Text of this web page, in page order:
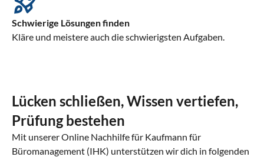
Schwierige Lösungen finden
Kläre und meistere auch die schwierigsten Aufgaben.
Lücken schließen, Wissen vertiefen,
Prüfung bestehen
Mit unserer Online Nachhilfe für Kaufmann für
Büromanagement (IHK) unterstützen wir dich in folgenden